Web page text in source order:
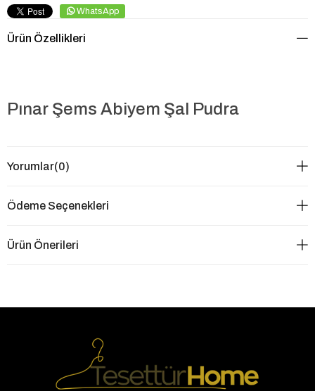
WhatsApp
Ürün Özellikleri
Pınar Şems Abiyem Şal Pudra
Yorumlar(0)
Ödeme Seçenekleri
Ürün Önerileri